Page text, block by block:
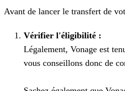
Avant de lancer le transfert de
Vérifier l'éligibilité :
Légalement, Vonage est
vous conseillons donc de